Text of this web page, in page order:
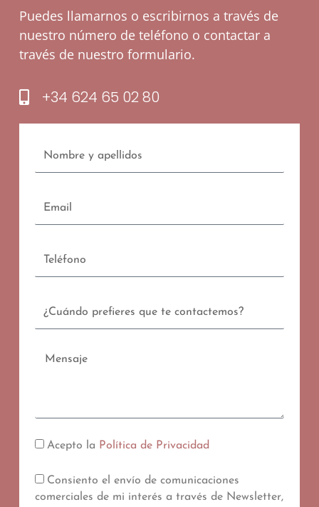
Puedes llamarnos o escribirnos a través de
nuestro número de teléfono o contactar a
través de nuestro formulario.
+34 624 65 02 80
Mensaje
Acepto la Política de Privacidad
Consiento el envío de comunicaciones
comerciales de mi interés a través de Newsletter,